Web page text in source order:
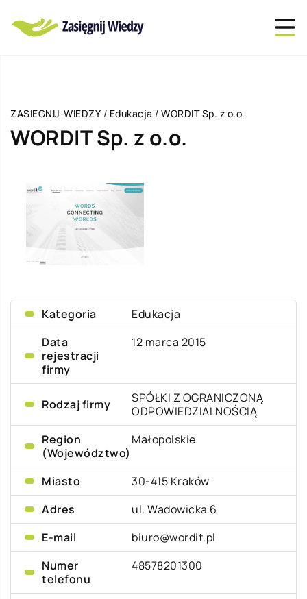
ZASIEGNIJ-WIEDZY / Edukacja / WORDIT Sp. z o.o.
WORDIT Sp. z o.o.
Kategoria
Edukacja
Data
rejestracji
firmy
12 marca 2015
Rodzaj firmy
SPÓŁKI Z OGRANICZONĄ
ODPOWIEDZIALNOŚCIĄ
Region
(Województwo)
Małopolskie
Miasto
30-415 Kraków
Adres
ul. Wadowicka 6
E-mail
biuro@wordit.pl
Numer
telefonu
48578201300